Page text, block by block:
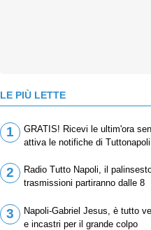
LE PIÙ LETTE
1
GRATIS! Ricevi le ultim'ora
attiva le notifiche di Tuttonapoli
2
Radio Tutto Napoli, il
trasmissioni partiranno dalle 8
3
Napoli-Gabriel Jesus, è tutto
e incastri per il grande colpo